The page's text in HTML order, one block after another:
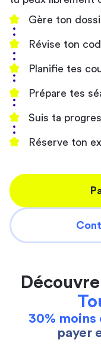
Gère ton
Révise ton
Planifie tes
Prépare tes
Suis ta
Réserve ton
30% moins
payer